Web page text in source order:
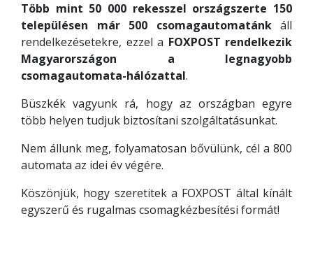
Több mint 50 000 rekesszel országszerte 150
településen már 500 csomagautomatánkáll
rendelkezésetekre, ezzel a FOXPOST rendelkezik
Magyarországon a legnagyobb
csomagautomata-hálózattal.
Büszkék vagyunk rá, hogy az országban egyre
több helyen tudjuk biztosítani szolgáltatásunkat.
Nem állunk meg, folyamatosan bővülünk, cél a 800
automata az idei év végére.
Köszönjük, hogy szeretitek a FOXPOST által kínált
egyszerű és rugalmas csomagkézbesítési formát!